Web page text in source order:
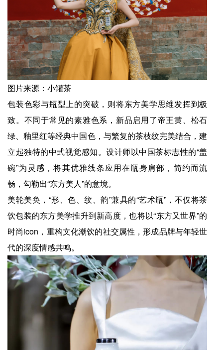
图片来源：小罐茶
包装色彩与瓶型上的突破，则将东方美学思维发挥到极
致。不同于常见的素雅色系，新品启用了帝王黄、松石
绿、釉里红等经典中国色，与繁复的茶枝纹完美结合，建
立起独特的中式视觉感知。设计师以中国茶标志性的“盖
碗”为灵感，将其优雅线条应用在瓶身肩部，简约而流
畅，勾勒出“东方美人”的意境。
美轮美奂，“形、色、纹、韵”兼具的“艺术瓶”，不仅将茶
饮包装的东方美学推升到新高度，也将以“东方又世界”的
时尚icon，重构文化潮饮的社交属性，形成品牌与年轻世
代的深度情感共鸣。